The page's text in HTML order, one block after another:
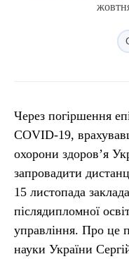
Через погіршення
COVID-19,
охорони здоров’я
запровадити
15 листопада
післядипломної
управління. Про це
науки України